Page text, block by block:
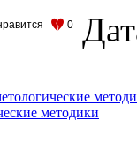
0
методики